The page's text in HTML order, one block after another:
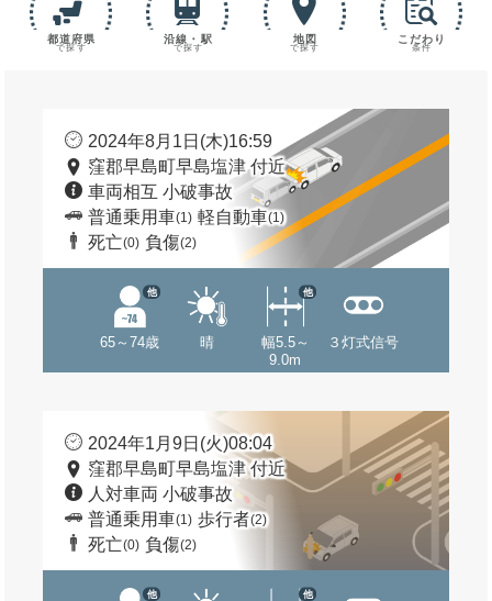
都道府県
で探す
沿線・駅
で探す
地図
で探す
こだわり
条件
2024年8月1日(木)16:59
窪郡早島町早島塩津 付近
車両相互 小破事故
普通乗用車(1) 軽自動車(1)
死亡(0) 負傷(2)
65～74歳
他
晴
幅5.5～
9.0m
他
３灯式信号
2024年1月9日(火)08:04
窪郡早島町早島塩津 付近
人対車両 小破事故
普通乗用車(1) 歩行者(2)
死亡(0) 負傷(2)
他 他